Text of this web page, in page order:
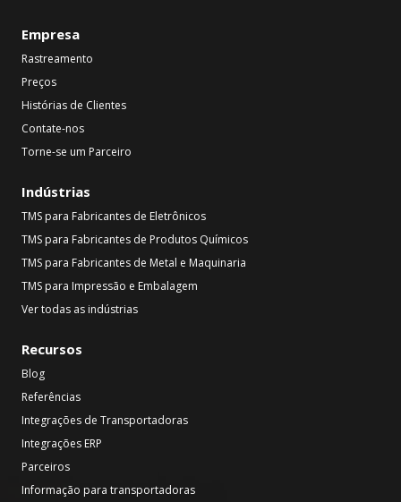
Empresa
Rastreamento
Preços
Histórias de Clientes
Contate-nos
Torne-se um Parceiro
Indústrias
TMS para Fabricantes de Eletrônicos
TMS para Fabricantes de Produtos Químicos
TMS para Fabricantes de Metal e Maquinaria
TMS para Impressão e Embalagem
Ver todas as indústrias
Recursos
Blog
Referências
Integrações de Transportadoras
Integrações ERP
Parceiros
Informação para transportadoras